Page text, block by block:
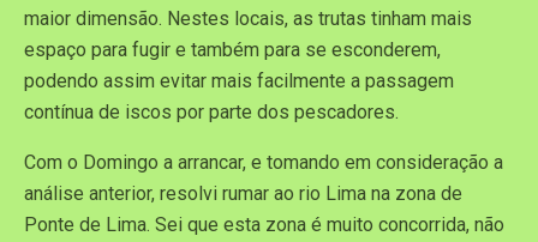
maior dimensão. Nestes locais, as trutas tinham mais
espaço para fugir e também para se esconderem,
podendo assim evitar mais facilmente a passagem
contínua de iscos por parte dos pescadores.
Com o Domingo a arrancar, e tomando em consideração a
análise anterior, resolvi rumar ao rio Lima na zona de
Ponte de Lima. Sei que esta zona é muito concorrida, não